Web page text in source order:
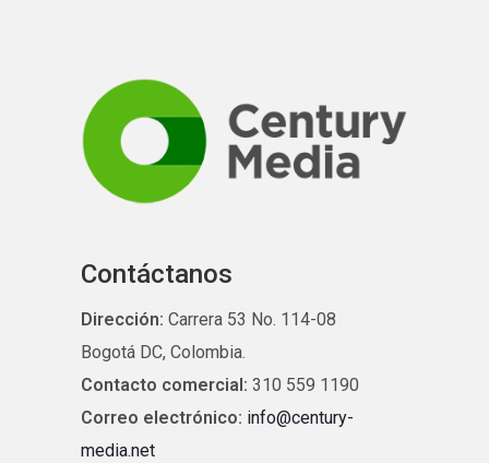
Contáctanos
Dirección: Carrera 53 No. 114-08
Bogotá DC, Colombia.
Contacto comercial: 310 559 1190
Correo electrónico: info@century-
media.net